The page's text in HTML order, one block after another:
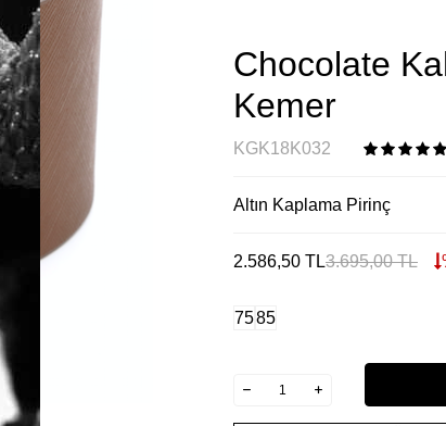
Chocolate
Kemer
KGK18K032
Altın Kaplama Pirinç
2.586,50 TL3.695,00TL
7585